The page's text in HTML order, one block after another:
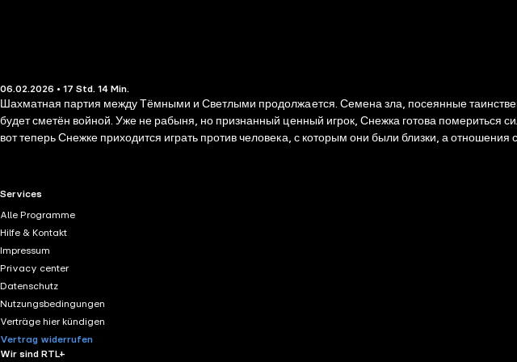
06.02.2026 • 17 Std. 14 Min.
Шахматная партия между Тёмными и Светлыми продолжается. Семена зла, посеянные
будет сметён войной. Уже не рабыня, но признанный ценный игрок, Снежка готова помериться силами с неведомым противником. Она лишена магии, но волшебной силой обладают её соратники. Только
вот теперь Снежке приходится играть против человека, с которым они были близки, а отношения с придворным колдуном
RTL+ useful links.
Services
Alle Programme
Hilfe & Kontakt
Impressum
Privacy center
Datenschutz
Nutzungsbedingungen
Verträge hier kündigen
Vertrag widerrufen
Wir sind RTL+